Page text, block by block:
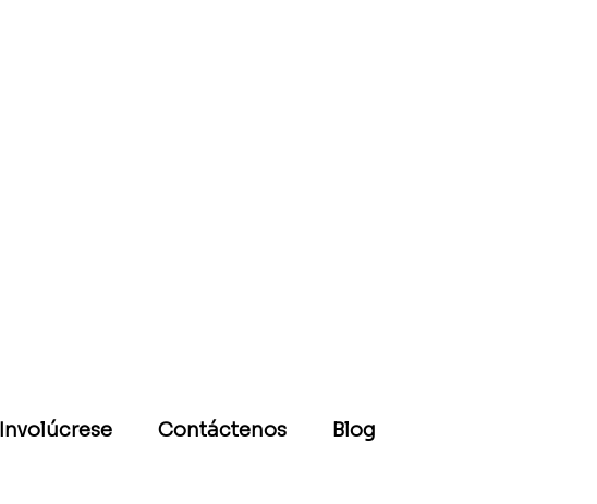
Involúcrese Contáctenos Blog